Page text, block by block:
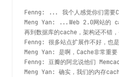
Fenng: ... 我个人感觉你们需要
Meng Yan: ...Web 2.0网站的
再到数据库的cache，架构还不错
Fenng: 很多站点扩展作不好，也
Meng Yan: 是啊，Cache非常重要
Fenng: 豆瓣的阿北说他们
Meng Yan: 确实，我们的内存